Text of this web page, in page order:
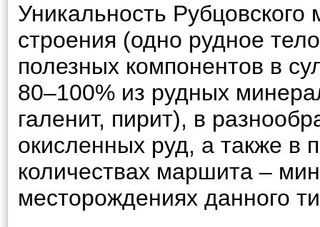
Уникальность
строения (одно рудное
полезных компонентов в
80–100% из рудных
галенит, пирит), в
окисленных руд, а также в
количествах маршита –
месторождениях данного